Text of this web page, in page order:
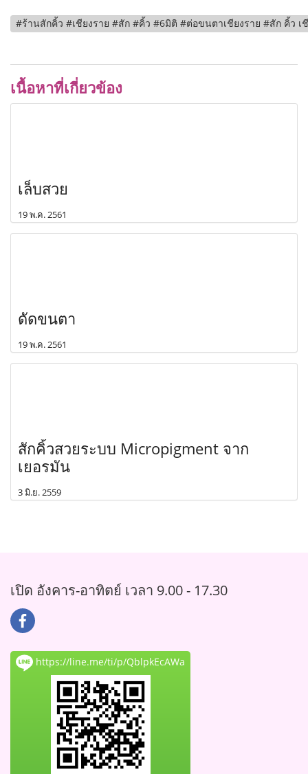
#ร้านสักคิ้ว #เชียงราย #สัก #คิ้ว #6มิติ #ต่อขนตาเชียงราย #สัก คิ้ว
เนื้อหาที่เกี่ยวข้อง
เล็บสวย
19 พ.ค. 2561
ดัดขนตา
19 พ.ค. 2561
สักคิ้วสวยระบบ Micropigment จาก
เยอรมัน
3 มิ.ย. 2559
เปิด อังคาร-อาทิตย์ เวลา 9.00 - 17.30
https://line.me/ti/p/QblpkEcAWa